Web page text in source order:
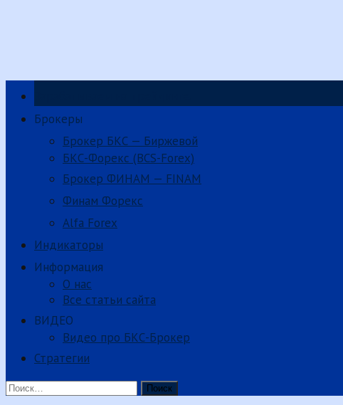
Брокеры
Брокер БКС — Биржевой
БКС-Форекс (BCS-Forex)
Брокер ФИНАМ — FINAM
Финам Форекс
Alfa Forex
Индикаторы
Информация
О нас
Все статьи сайта
ВИДЕО
Видео про БКС-Брокер
Стратегии
Найти: